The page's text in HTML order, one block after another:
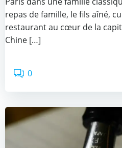
repas de famille, le fils aîné,
restaurant au cœur de la
Chine […]
0